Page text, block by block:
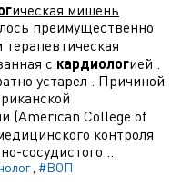
ическая мишень
преимущественно
терапевтическая
с кардиологией .
устарел . Причиной
(American College of
контроля
сосудистого ...
, #ВОП